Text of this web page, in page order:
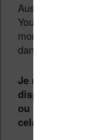
Aussi, on note
Youtube ou
moment) et il faut
dans son
Je m’interroge
disponibilité
ou Kobo sur
cela sera